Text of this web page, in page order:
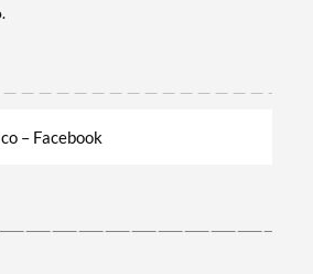
– Facebook